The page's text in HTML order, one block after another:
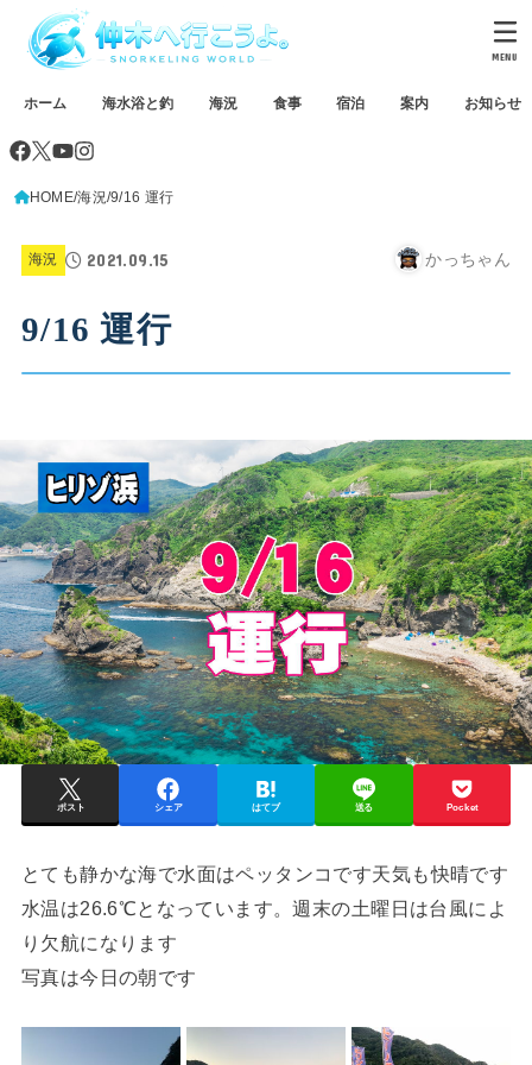
ホーム 海水浴と釣 海況 食事 宿泊 案内 お知らせ
MENU
HOME 海況 9/16 運行
海況 2021.09.15 かっちゃん
9/16 運行
ポスト シェア はてブ 送る Pocket
とても静かな海で水面はペッタンコです天気も快晴です
水温は26.6℃となっています。週末の土曜日は台風によ
り欠航になります
写真は今日の朝です